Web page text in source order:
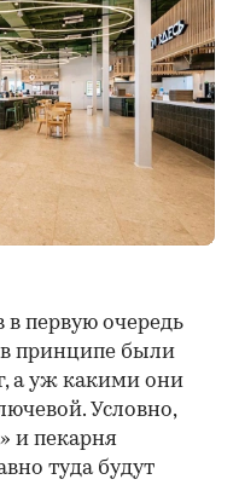
первую очередь
принципе были
а уж какими они
Условно,
и пекарня
туда будут